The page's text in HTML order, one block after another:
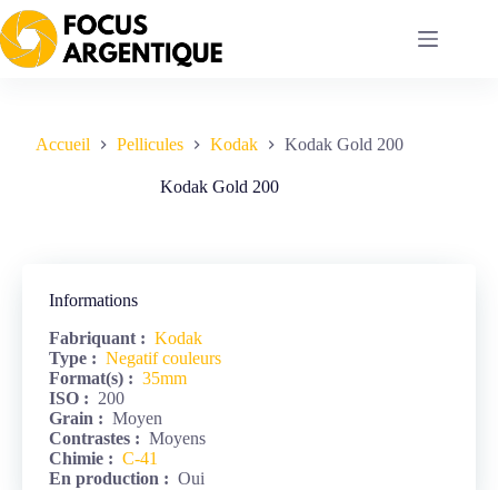
Passer
au
contenu
Accueil Pellicules Kodak Kodak Gold 200
Kodak Gold 200
Informations
Fabriquant : Kodak
Type : Negatif couleurs
Format(s) : 35mm
ISO : 200
Grain : Moyen
Contrastes : Moyens
Chimie : C-41
En production : Oui